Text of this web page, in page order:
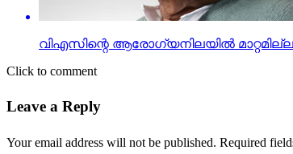
വിഎസിന്റെ ആരോഗ്യനിലയിൽ
Click to comment
Leave a Reply
Your email address will not be published. Required